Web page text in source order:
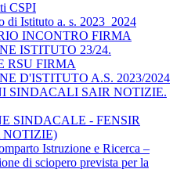
CSPI
di Istituto a. s. 2023_2024
INCONTRO FIRMA
ISTITUTO 23/24.
RSU FIRMA
D'ISTITUTO A.S. 2023/2024
SINDACALI SAIR NOTIZIE.
SINDACALE - FENSIR
NOTIZIE)
Istruzione e Ricerca –
di sciopero prevista per la